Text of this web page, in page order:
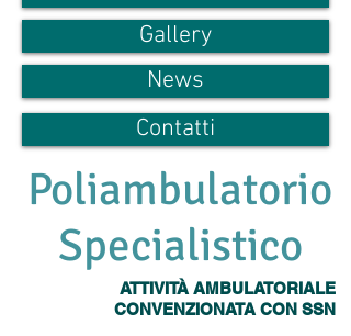
Gallery
News
Contatti
Poliambulatorio
Specialistico
ATTIVITÀ AMBULATORIALE
CONVENZIONATA CON SSN